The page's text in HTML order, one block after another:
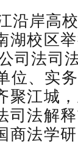
沿岸高
湖校区
司法司
位、实
聚江城
司法解
商法学